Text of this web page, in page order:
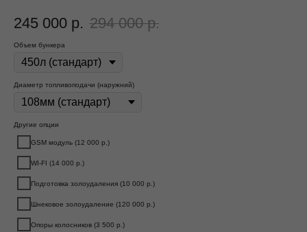
245 000 р. 294 000 р.
Объем бункера
Диаметр топливоподачи (наружний)
Другие опции
GSM модуль (12 000 р.)
WI-FI (14 000 р.)
Подготовка золоудаления (10 000 р.)
Шнековое золоудаление (120 000 р.)
Опоры колосников (3 500 р.)